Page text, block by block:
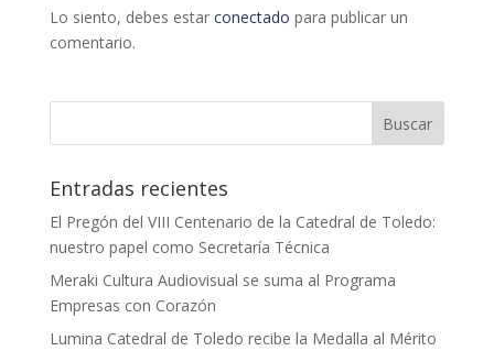
Lo siento, debes estar conectado para publicar un
comentario.
Entradas recientes
El Pregón del VIII Centenario de la Catedral de Toledo:
nuestro papel como Secretaría Técnica
Meraki Cultura Audiovisual se suma al Programa
Empresas con Corazón
Lumina Catedral de Toledo recibe la Medalla al Mérito